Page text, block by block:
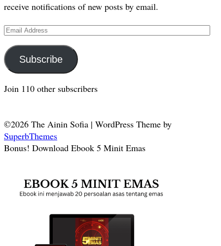
receive notifications of new posts by email.
Email
Address
Subscribe
Join 110 other subscribers
©2026 The Ainin Sofia | WordPress Theme by
SuperbThemes
Bonus! Download Ebook 5 Minit Emas